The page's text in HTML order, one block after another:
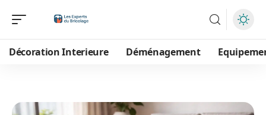
Décoration Interieure Déménagement